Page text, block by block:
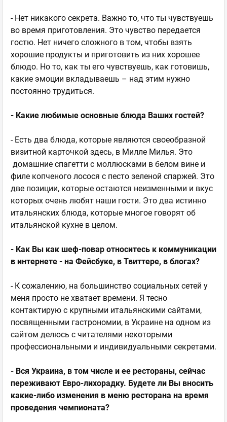
- Нет никакого секрета. Важно то, что ты чувствуешь
во время приготовления. Это чувство передается
гостю. Нет ничего сложного в том, чтобы взять
хорошие продукты и приготовить из них хорошее
блюдо. Но то, как ты его чувствуешь, как готовишь,
какие эмоции вкладываешь – над этим нужно
постоянно трудиться.
- Какие любимые основные блюда Ваших гостей?
- Есть два блюда, которые являются своеобразной
визитной карточкой здесь, в Милле Милья. Это
домашние спагетти с моллюсками в белом вине и
филе копченого лосося с песто зеленой спаржей. Это
две позиции, которые остаются неизменными и вкус
которых очень любят наши гости. Это два истинно
итальянских блюда, которые многое говорят об
итальянской кухне в целом.
- Как Вы как шеф-повар относитесь к коммуникации
в интернете - на Фейсбуке, в Твиттере, в блогах?
- К сожалению, на большинство социальных сетей у
меня просто не хватает времени. Я тесно
контактирую с крупными итальянскими сайтами,
посвященными гастрономии, в Украине на одном из
сайтом делюсь с читателями некоторыми
профессиональными и индивидуальными секретами.
- Вся Украина, в том числе и ее рестораны, сейчас
переживают Евро-лихорадку. Будете ли Вы вносить
какие-либо изменения в меню ресторана на время
проведения чемпионата?